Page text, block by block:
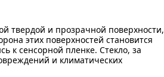
твердой и прозрачной поверхности,
этих поверхностей становится
к сенсорной пленке. Стекло, за
и климатических